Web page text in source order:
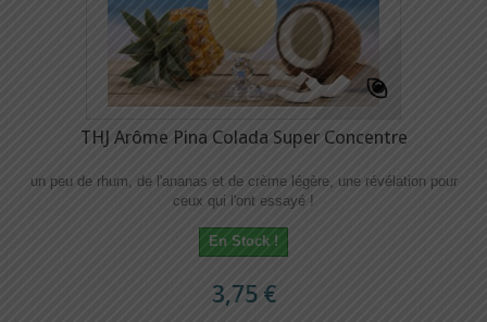
THJ Arôme Pina Colada Super Concentre
un peu de rhum, de l'ananas et de crème légère, une révélation pour
ceux qui l'ont essayé !
En Stock !
3,75 €